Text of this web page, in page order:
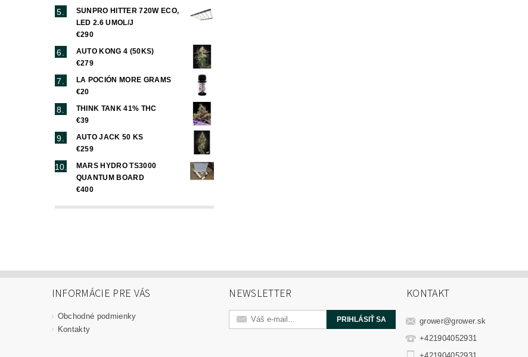
SUNPRO HITTER 720W ECO,
LED 2.6 UMOL/J
€290
AUTO KONG 4 (50KS)
€279
LA POCIÓN MORE GRAMS
€20
THINK TANK 41% THC
€39
AUTO JACK 50 KS
€259
MARS HYDRO TS3000
QUANTUM BOARD
€400
INFORMÁCIE PRE VÁS
Obchodné podmienky
Kontakty
NEWSLETTER KONTAKT
grower@grower.sk
+421904052931